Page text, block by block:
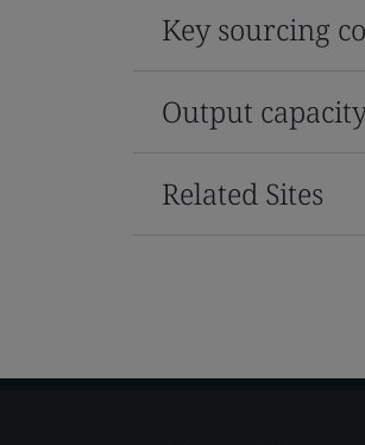
Key sourcing
Output
Related Sites